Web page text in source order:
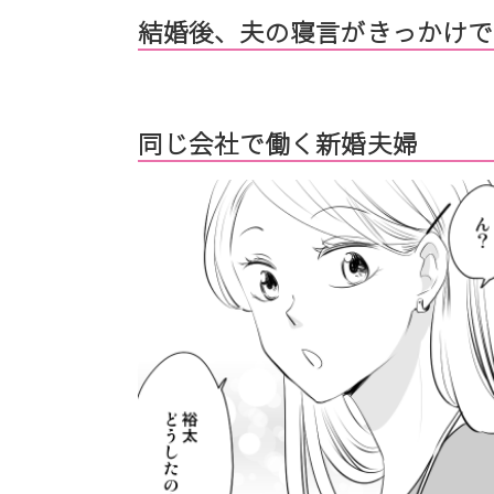
結婚後、夫の寝言がきっかけ
同じ会社で働く新婚夫婦